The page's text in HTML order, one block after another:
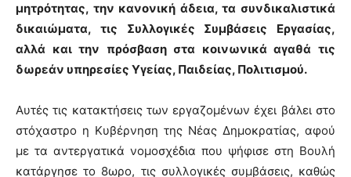
μητρότητας, την κανονική άδεια, τα συνδικαλιστικά
δικαιώματα, τις Συλλογικές Συμβάσεις Εργασίας,
αλλά και την πρόσβαση στα κοινωνικά αγαθά τις
δωρεάν υπηρεσίες Υγείας, Παιδείας, Πολιτισμού.
Αυτές τις κατακτήσεις των εργαζομένων έχει βάλει στο
στόχαστρο η Κυβέρνηση της Νέας Δημοκρατίας, αφού
με τα αντεργατικά νομοσχέδια που ψήφισε στη Βουλή
κατάργησε το 8ωρο, τις συλλογικές συμβάσεις, καθώς